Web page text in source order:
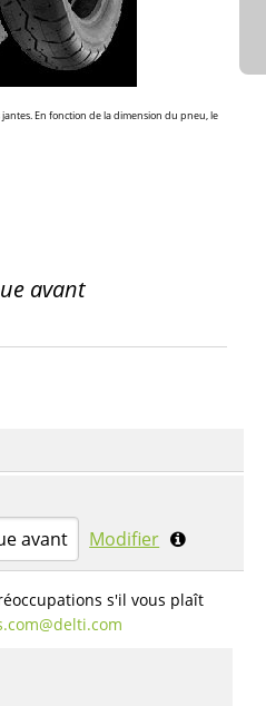
En fonction de la dimension du pneu, le
avant
avant Modifier
s'il vous plaît